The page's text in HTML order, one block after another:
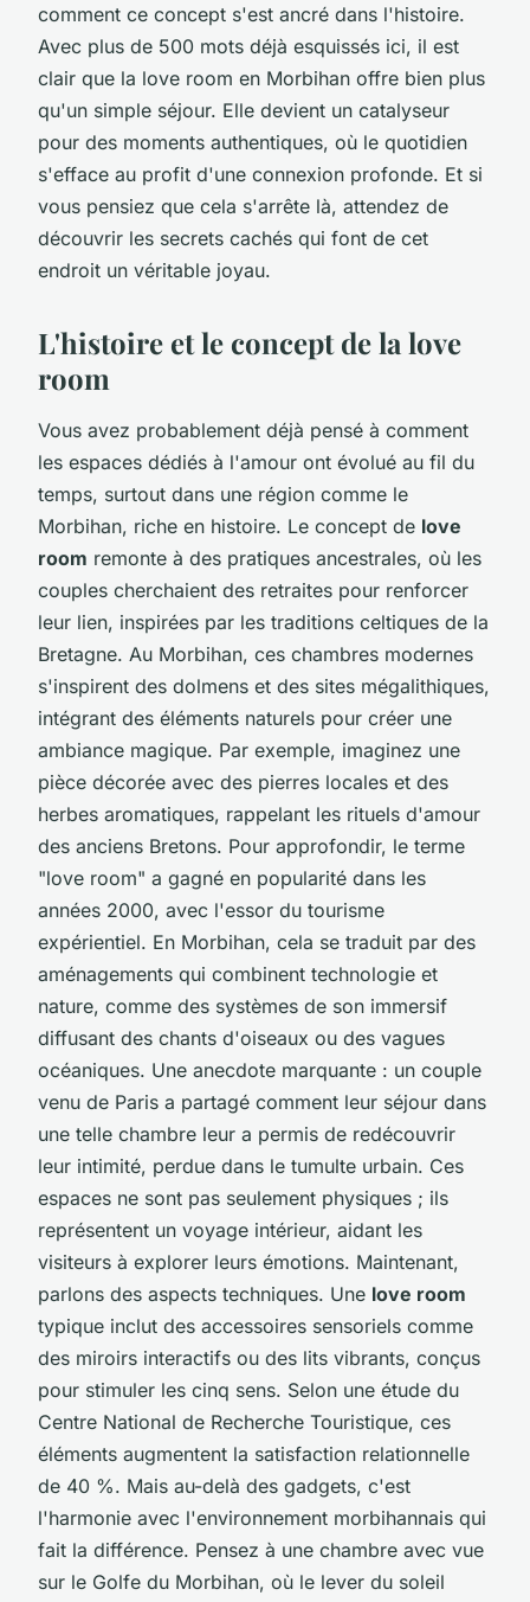
comment ce concept s'est ancré dans l'histoire.
Avec plus de 500 mots déjà esquissés ici, il est
clair que la love room en Morbihan offre bien plus
qu'un simple séjour. Elle devient un catalyseur
pour des moments authentiques, où le quotidien
s'efface au profit d'une connexion profonde. Et si
vous pensiez que cela s'arrête là, attendez de
découvrir les secrets cachés qui font de cet
endroit un véritable joyau.
L'histoire et le concept de la love
room
Vous avez probablement déjà pensé à comment
les espaces dédiés à l'amour ont évolué au fil du
temps, surtout dans une région comme le
Morbihan, riche en histoire. Le concept de love
room remonte à des pratiques ancestrales, où les
couples cherchaient des retraites pour renforcer
leur lien, inspirées par les traditions celtiques de la
Bretagne. Au Morbihan, ces chambres modernes
s'inspirent des dolmens et des sites mégalithiques,
intégrant des éléments naturels pour créer une
ambiance magique. Par exemple, imaginez une
pièce décorée avec des pierres locales et des
herbes aromatiques, rappelant les rituels d'amour
des anciens Bretons. Pour approfondir, le terme
"love room" a gagné en popularité dans les
années 2000, avec l'essor du tourisme
expérientiel. En Morbihan, cela se traduit par des
aménagements qui combinent technologie et
nature, comme des systèmes de son immersif
diffusant des chants d'oiseaux ou des vagues
océaniques. Une anecdote marquante : un couple
venu de Paris a partagé comment leur séjour dans
une telle chambre leur a permis de redécouvrir
leur intimité, perdue dans le tumulte urbain. Ces
espaces ne sont pas seulement physiques ; ils
représentent un voyage intérieur, aidant les
visiteurs à explorer leurs émotions. Maintenant,
parlons des aspects techniques. Une love room
typique inclut des accessoires sensoriels comme
des miroirs interactifs ou des lits vibrants, conçus
pour stimuler les cinq sens. Selon une étude du
Centre National de Recherche Touristique, ces
éléments augmentent la satisfaction relationnelle
de 40 %. Mais au-delà des gadgets, c'est
l'harmonie avec l'environnement morbihannais qui
fait la différence. Pensez à une chambre avec vue
sur le Golfe du Morbihan, où le lever du soleil